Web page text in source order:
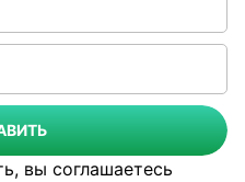
вы соглашаетесь